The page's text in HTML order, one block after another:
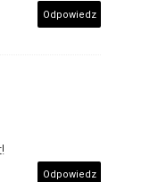
Odpowiedz
Odpowiedz